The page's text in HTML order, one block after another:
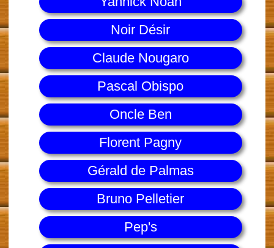
Noir Désir
Claude Nougaro
Pascal Obispo
Oncle Ben
Florent Pagny
Gérald de Palmas
Bruno Pelletier
Pep's